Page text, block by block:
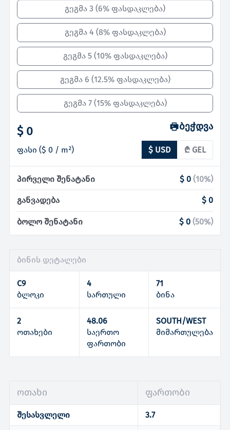
გეგმა 3 (6% ფასდაკლება)
გეგმა 4 (8% ფასდაკლება)
გეგმა 5 (10% ფასდაკლება)
გეგმა 6 (12.5% ფასდაკლება)
გეგმა 7 (15% ფასდაკლება)
$ 0
ფასი ($ 0 / m²)
ბეჭდვა
$ USD ₾ GEL
პირველი შენატანი $ 0 (10%)
განვადება $ 0
ბოლო შენატანი $ 0 (50%)
ბინის დეტალები
C9
ბლოკი
4
სართული
71
ბინა
2
ოთახები
48.06
საერთო
ფართობი
SOUTH/WEST
მიმართულება
ოთახი ფართობი
შესასვლელი 3.7